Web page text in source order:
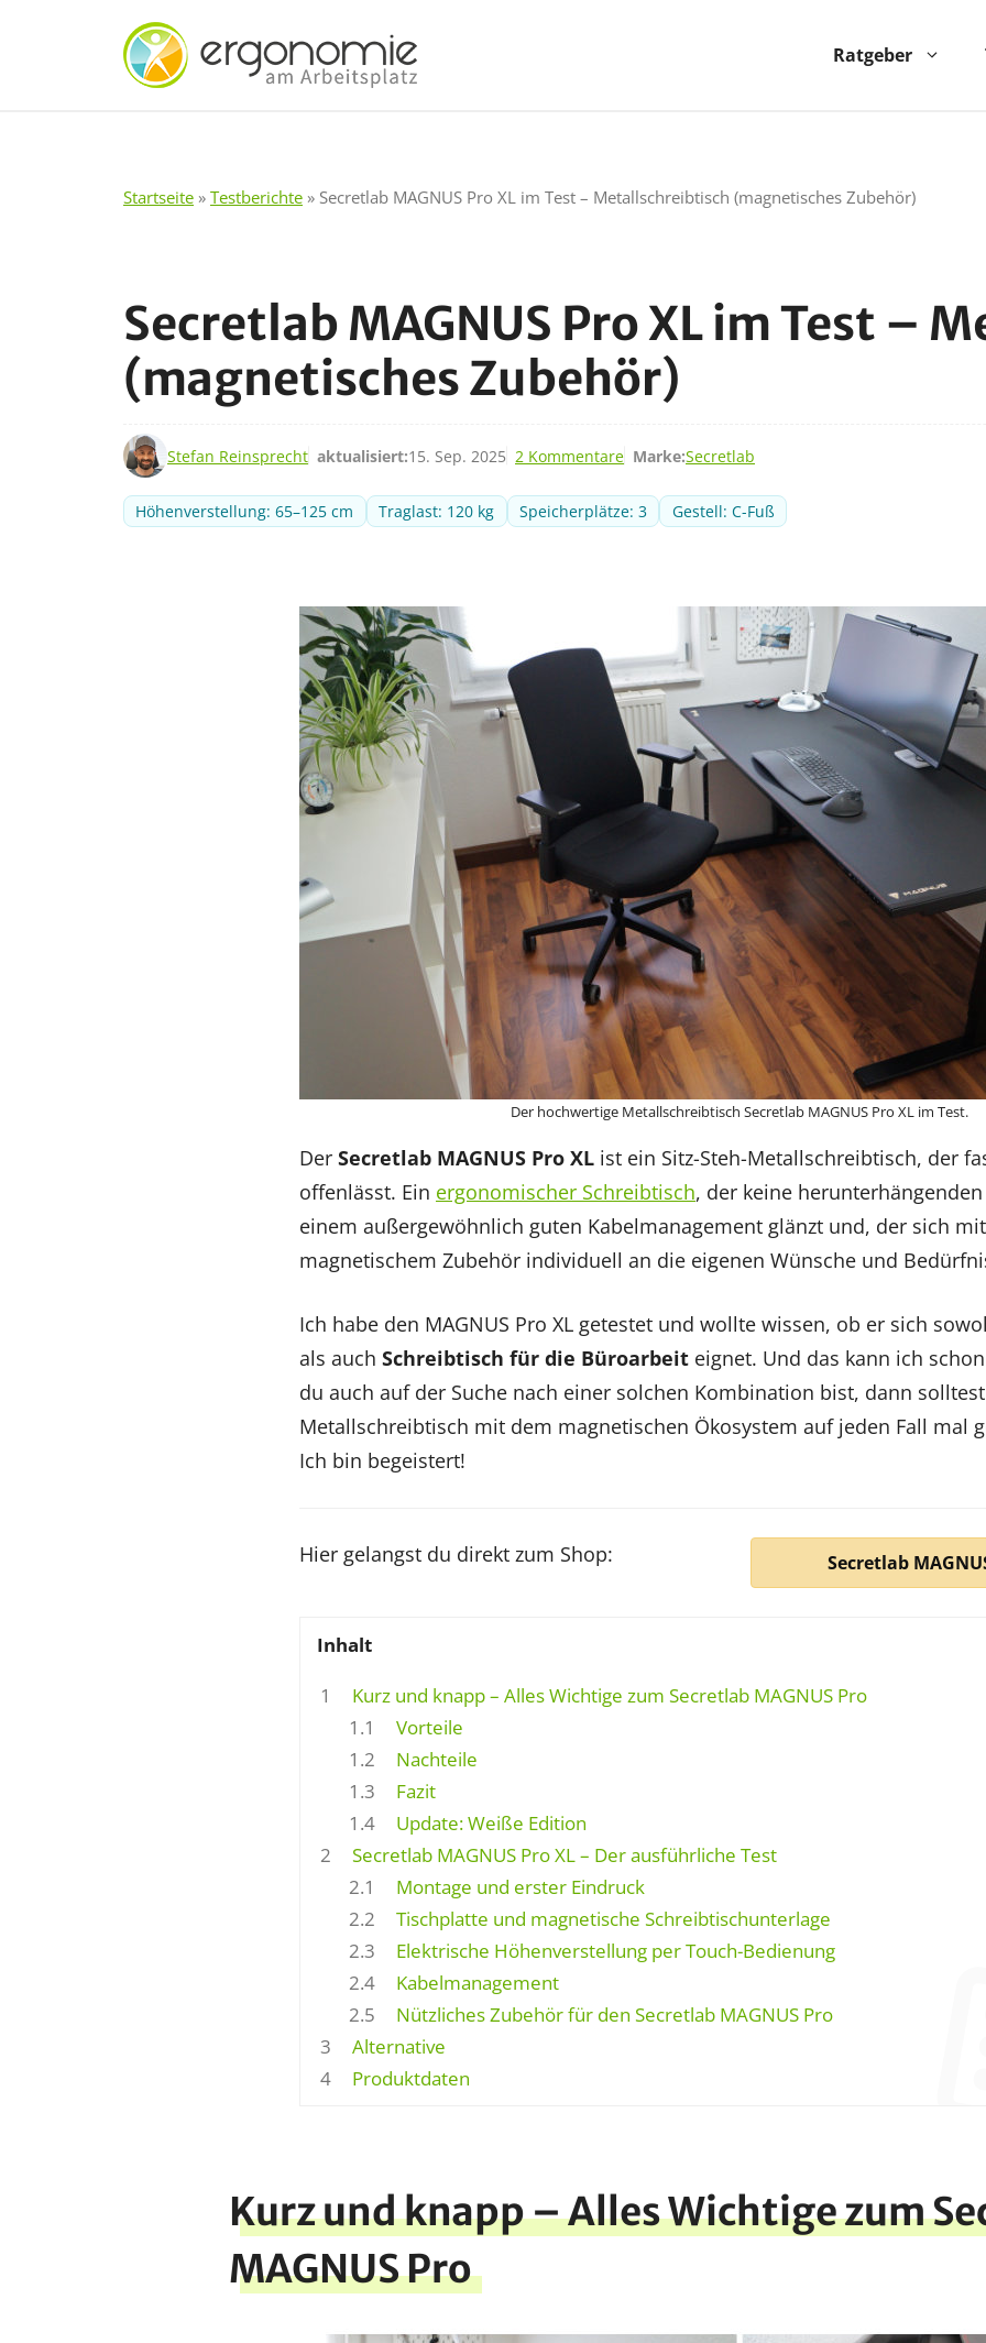
Ratgeber
Startseite » Testberichte » Secretlab MAGNUS Pro XL im Test – Metallschreibtisch (magnetisches Zubehör)
Secretlab MAGNUS Pro XL im Test –
(magnetisches Zubehör)
Stefan Reinsprecht aktualisiert:15. Sep. 2025
22. Aug. 2023 2 Kommentare Marke:Secretlab
Höhenverstellung: 65–125 cm Traglast: 120 kg Speicherplätze: 3 Gestell: C-Fuß
Der hochwertige Metallschreibtisch Secretlab MAGNUS Pro XL im Test.
Der Secretlab MAGNUS Pro XL ist ein Sitz-Steh-Metallschreibtisch, der
offenlässt. Ein ergonomischer Schreibtisch, der keine
einem außergewöhnlich guten Kabelmanagement glänzt und, der sich
magnetischem Zubehör individuell an die eigenen Wünsche und
Ich habe den MAGNUS Pro XL getestet und wollte wissen, ob er sich
als auch Schreibtisch für die Büroarbeit eignet. Und das kann ich
du auch auf der Suche nach einer solchen Kombination bist, dann
Metallschreibtisch mit dem magnetischen Ökosystem auf jeden Fall mal
Ich bin begeistert!
Hier gelangst du direkt zum Shop: Secretlab
Inhalt
1
Kurz und knapp – Alles Wichtige zum Secretlab MAGNUS Pro
1.1
Vorteile
1.2
Nachteile
1.3
Fazit
1.4
Update: Weiße Edition
2
Secretlab MAGNUS Pro XL – Der ausführliche Test
2.1
Montage und erster Eindruck
2.2
Tischplatte und magnetische Schreibtischunterlage
2.3
Elektrische Höhenverstellung per Touch-Bedienung
2.4
Kabelmanagement
2.5
Nützliches Zubehör für den Secretlab MAGNUS Pro
3
Alternative
4
Produktdaten
Kurz und knapp – Alles Wichtige zum
MAGNUS Pro